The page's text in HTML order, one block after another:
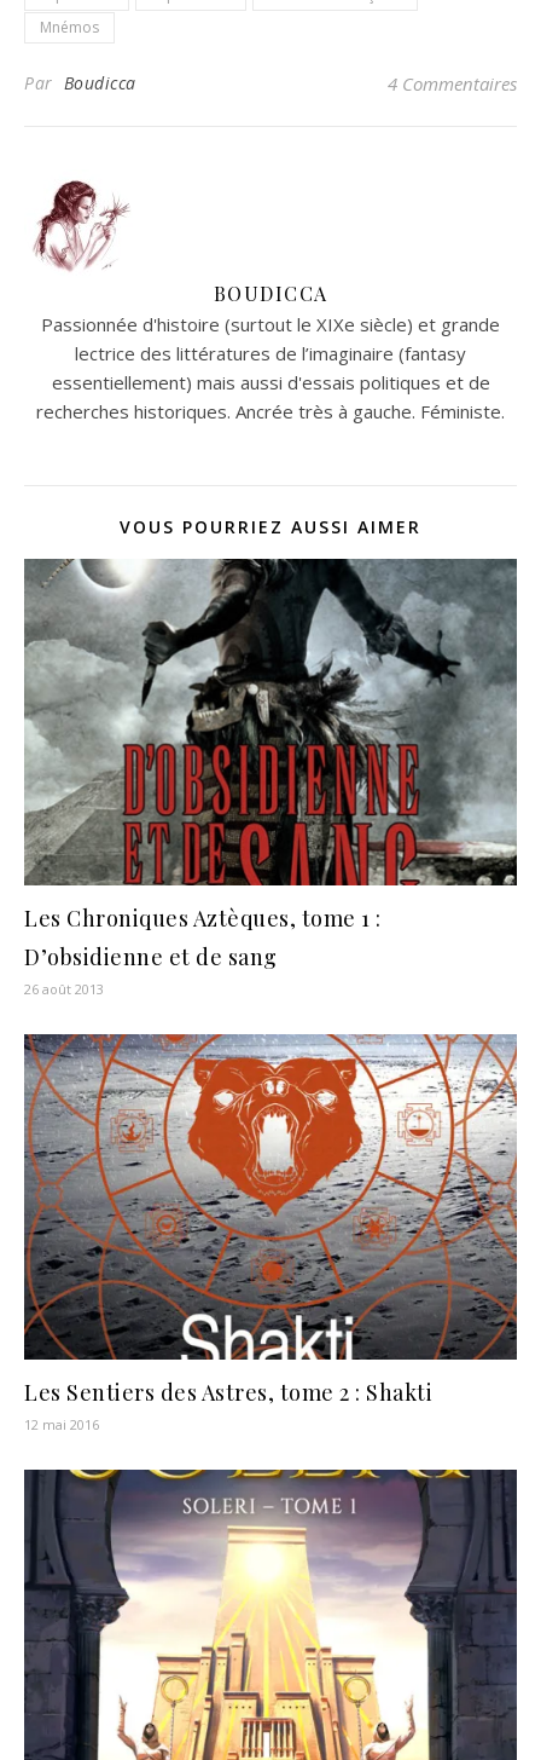
Mnémos
Par Boudicca 4 Commentaires
BOUDICCA
Passionnée d'histoire (surtout le XIXe siècle) et grande
lectrice des littératures de l’imaginaire (fantasy
essentiellement) mais aussi d'essais politiques et de
recherches historiques. Ancrée très à gauche. Féministe.
VOUS POURRIEZ AUSSI AIMER
Les Chroniques Aztèques, tome 1 :
D’obsidienne et de sang
26 août 2013
Les Sentiers des Astres, tome 2 : Shakti
12 mai 2016